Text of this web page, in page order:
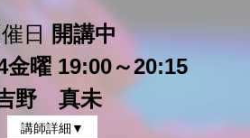
日 開講中
金曜 19:00～20:15
野 真未
講師詳細▼